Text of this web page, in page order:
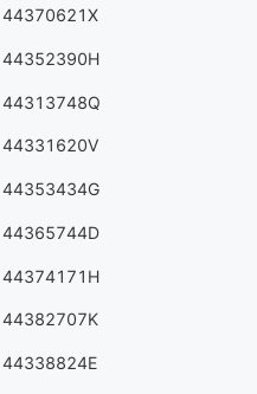
44370621X
44352390H
44313748Q
44331620V
44353434G
44365744D
44374171H
44382707K
44338824E